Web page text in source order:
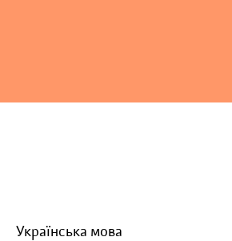
Українська мова